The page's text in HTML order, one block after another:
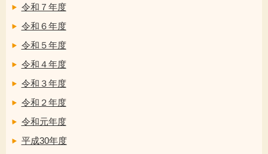
令和７年度
令和６年度
令和５年度
令和４年度
令和３年度
令和２年度
令和元年度
平成30年度